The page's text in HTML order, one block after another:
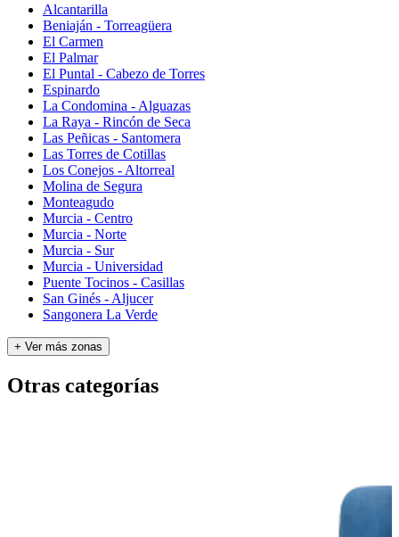
Alcantarilla
Beniaján - Torreagüera
El Carmen
El Palmar
El Puntal - Cabezo de Torres
Espinardo
La Condomina - Alguazas
La Raya - Rincón de Seca
Las Peñicas - Santomera
Las Torres de Cotillas
Los Conejos - Altorreal
Molina de Segura
Monteagudo
Murcia - Centro
Murcia - Norte
Murcia - Sur
Murcia - Universidad
Puente Tocinos - Casillas
San Ginés - Aljucer
Sangonera La Verde
+ Ver más zonas
Otras categorías